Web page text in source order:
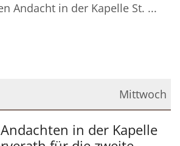
Andacht in der Kapelle St. ...
Mittwoch
2026
in der Kapelle